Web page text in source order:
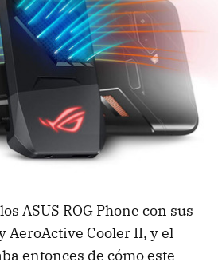
ASUS ROG Phone con sus
AeroActive Cooler II, y el
entonces de cómo este